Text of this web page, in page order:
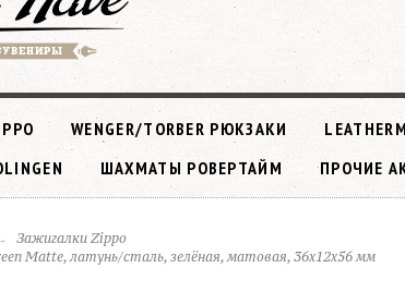
WENGER/TORBER РЮКЗАКИ
ШАХМАТЫ РОВЕРТАЙМ ПРОЧИЕ
Зажигалки Zippo
Matte, латунь/сталь, зелёная, матовая, 36x12x56 мм